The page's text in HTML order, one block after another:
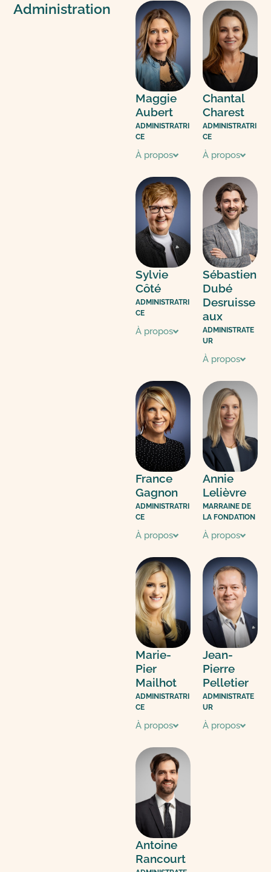
Administration
Maggie
Aubert
ADMINISTRATRI
CE
À propos
Chantal
Charest
ADMINISTRATRI
CE
À propos
Sylvie
Côté
ADMINISTRATRI
CE
À propos
Sébastien
Dubé
Desruisse
aux
ADMINISTRATE
UR
À propos
France
Gagnon
ADMINISTRATRI
CE
À propos
Annie
Lelièvre
MARRAINE DE
LA FONDATION
À propos
Marie-
Pier
Mailhot
ADMINISTRATRI
CE
À propos
Jean-
Pierre
Pelletier
ADMINISTRATE
UR
À propos
Antoine
Rancourt